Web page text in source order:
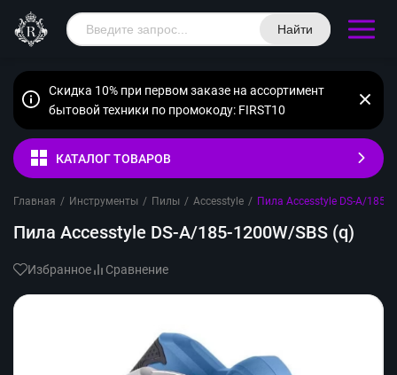
Найти
Скидка 10% при первом заказе на ассортимент
бытовой техники по промокоду: FIRST10
КАТАЛОГ ТОВАРОВ
Главная / Инструменты / Пилы / Accesstyle / Пила Accesstyle DS-A/185-
Пила Accesstyle DS-A/185-1200W/SBS (q)
Избранное Сравнение